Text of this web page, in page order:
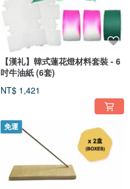
【漢礼】韓式蓮花燈材料套裝 - 6
吋牛油紙 (6套)
NT$ 1,421
免運